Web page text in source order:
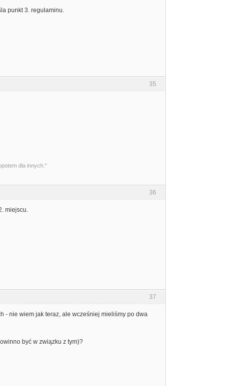
punkt 3. regulaminu.
35
dla innych."
36
miejscu.
37
- nie wiem jak teraz, ale wcześniej mieliśmy po dwa
być w związku z tym)?